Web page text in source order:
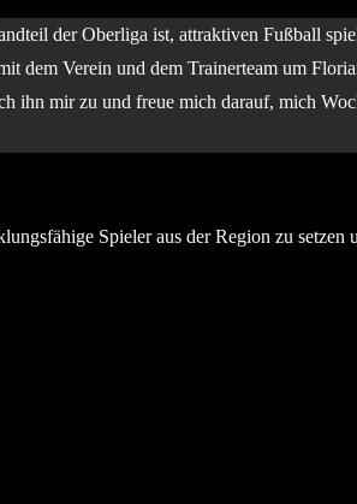
der Oberliga ist, attraktiven Fußball
dem Verein und dem Trainerteam um
mir zu und freue mich darauf, mich
Spieler aus der Region zu